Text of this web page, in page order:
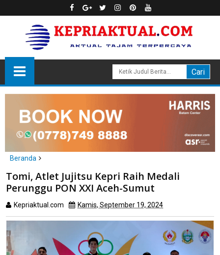
Beranda
Batam
Tomi, Atlet Jujitsu Kepri Raih Medali Perunggu PON XXI Aceh-
Tomi, Atlet Jujitsu Kepri Raih Medali
Perunggu PON XXI Aceh-Sumut
Kepriaktual.com Kamis, September 19, 2024